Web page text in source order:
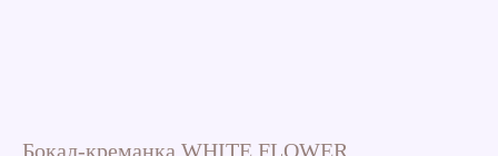
Бокал-креманка WHITE FLOWER